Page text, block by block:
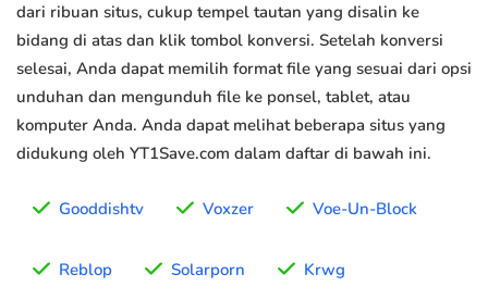
dari ribuan situs, cukup tempel tautan yang disalin ke
bidang di atas dan klik tombol konversi. Setelah konversi
selesai, Anda dapat memilih format file yang sesuai dari opsi
unduhan dan mengunduh file ke ponsel, tablet, atau
komputer Anda. Anda dapat melihat beberapa situs yang
didukung oleh YT1Save.com dalam daftar di bawah ini.
Gooddishtv Voxzer Voe-Un-Block
Reblop Solarporn Krwg